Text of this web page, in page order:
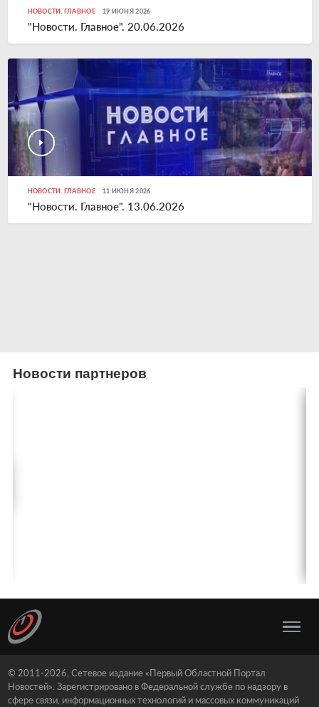
НОВОСТИ. ГЛАВНОЕ 19 ИЮНЯ 2026
"Новости. Главное". 20.06.2026
НОВОСТИ. ГЛАВНОЕ 11 ИЮНЯ 2026
"Новости. Главное". 13.06.2026
Новости партнеров
© 2011-2026, Сетевое издание «Первый Областной Портал
Новостей». Зарегистрировано в Федеральной службе по надзору в
сфере связи, информационных технологий и массовых коммуникаций